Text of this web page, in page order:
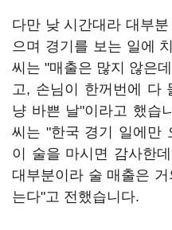
다만 낮 시간대라 대부
으며 경기를 보는 일에
씨는 "매출은 많지 않은
고, 손님이 한꺼번에 다
냥 바쁜 날"이라고 했습
씨는 "한국 경기 일에만
이 술을 마시면 감사한
대부분이라 술 매출은
는다"고 전했습니다.